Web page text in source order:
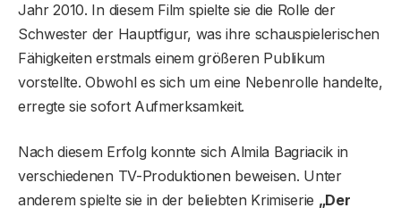
Jahr 2010. In diesem Film spielte sie die Rolle der
Schwester der Hauptfigur, was ihre schauspielerischen
Fähigkeiten erstmals einem größeren Publikum
vorstellte. Obwohl es sich um eine Nebenrolle handelte,
erregte sie sofort Aufmerksamkeit.
Nach diesem Erfolg konnte sich Almila Bagriacik in
verschiedenen TV-Produktionen beweisen. Unter
anderem spielte sie in der beliebten Krimiserie „Der